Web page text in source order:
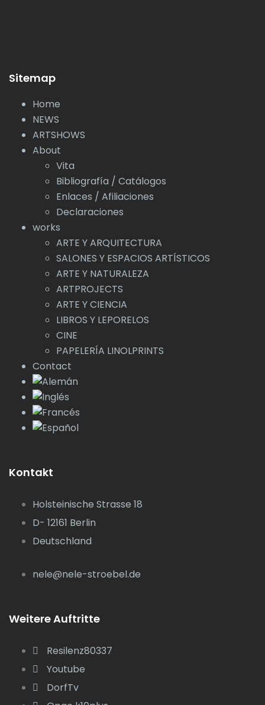
Sitemap
Home
NEWS
ARTSHOWS
About
Vita
Bibliografía / Catálogos
Enlaces / Afiliaciones
Declaraciones
works
ARTE Y ARQUITECTURA
SALONES Y ESPACIOS ARTÍSTICOS
ARTE Y NATURALEZA
ARTPROJECTS
ARTE Y CIENCIA
LIBROS Y LEPORELOS
CINE
PAPELERÍA LINOLPRINTS
Contact
Kontakt
Holsteinische Strasse 18
D- 12161 Berlin
Deutschland
nele@nele-stroebel.de
Weitere Auftritte
Resilenz80337
Youtube
DorfTv